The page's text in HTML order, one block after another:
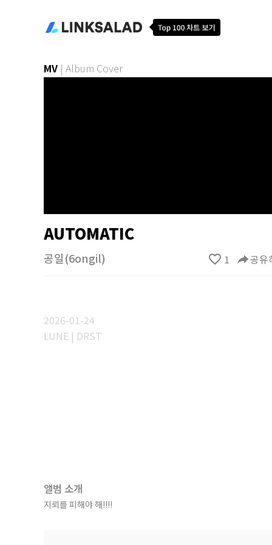
MV | Album Cover
AUTOMATIC
공일(6ongil) favorite_border 1 reply공유
2026-01-24
LUNE | DRST
앨범 소개
지뢰를 피해야 해!!!!